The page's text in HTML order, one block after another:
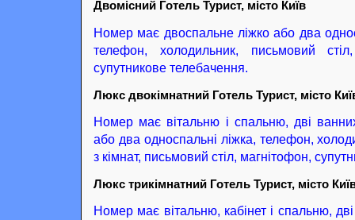
Двомісний Готель Турист, місто Київ
Номер має двоспальне ліжко або два
телефон, холодильник, письмовий
супутникове телебачення.
Люкс двокімнатний Готель Турист, місто
Номер має вітальню і спальню, дві
або два односпальні ліжка, телефон,
з кімнат, письмовий стіл, магнітофон,
Люкс трикімнатний Готель Турист, місто
Номер має вітальню, кабінет і спальню,